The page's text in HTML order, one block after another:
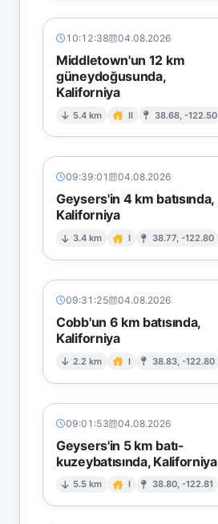
10:12:38 04.08.2026
Middletown'un 12 km
güneydoğusunda,
Kaliforniya
5.4 km II 38.68, -122.50
09:39:01 04.08.2026
Geysers'in 4 km batısında,
Kaliforniya
3.4 km I 38.77, -122.80
09:31:25 04.08.2026
Cobb'un 6 km batısında,
Kaliforniya
2.2 km I 38.83, -122.80
09:01:53 04.08.2026
Geysers'in 5 km batı-
kuzeybatısında, Kaliforniya
5.5 km I 38.80, -122.81